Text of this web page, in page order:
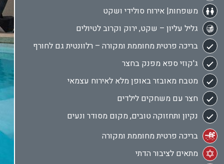
משפחות| אירוח סולידי ושקט
גליל עליון – שקט, ירוק וקרוב לטיולים
בריכה פרטית מחוממת ומקורה – רלוונטית גם לחורף
ג'קוזי ספא מפנק בחצר
מטבח מאובזר באופן מלא לאירוח עצמאי
חצר עם משחקים לילדים
נקיון ותחזוקה טובים, מקום מסודר ונעים
בריכה פרטית מחוממת ומקורה
מתאים לציבור הדתי